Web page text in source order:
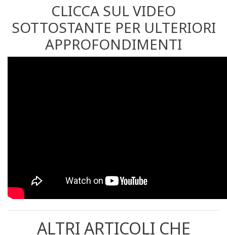
CLICCA SUL VIDEO
SOTTOSTANTE PER ULTERIORI
APPROFONDIMENTI
ALTRI ARTICOLI CHE